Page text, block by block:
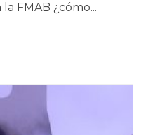
FMAB ¿cómo...